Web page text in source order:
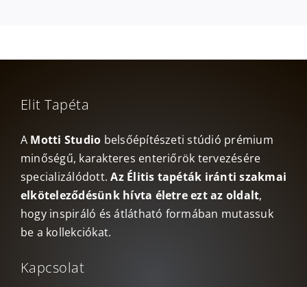
Elit Tapéta
A Motti Studio belsőépítészeti stúdió prémium
minőségű, karakteres enteriőrök tervezésére
specializálódott.Az Élitis tapéták iránti szakmai
elköteleződésünk hívta életre ezt az oldalt,
hogy inspiráló és átlátható formában mutassuk
be a kollekciókat.
Kapcsolat